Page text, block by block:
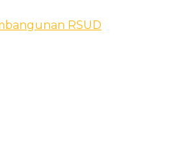
RSUD